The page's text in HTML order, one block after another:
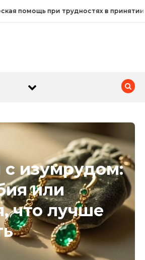
помощь при трудностях в
с изумрудом:
или
что лучше